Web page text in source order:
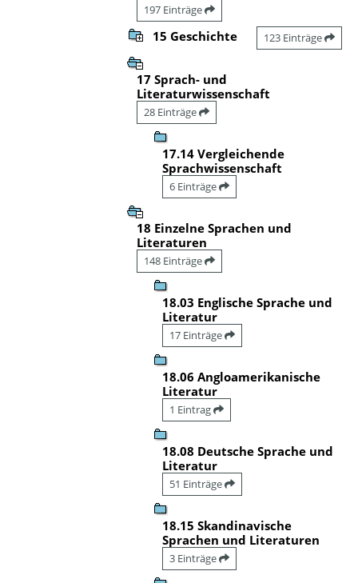
197 Einträge
15 Geschichte 123 Einträge
17 Sprach- und
Literaturwissenschaft
28 Einträge
17.14 Vergleichende
Sprachwissenschaft
6 Einträge
18 Einzelne Sprachen und
Literaturen
148 Einträge
18.03 Englische Sprache und
Literatur
17 Einträge
18.06 Angloamerikanische
Literatur
1 Eintrag
18.08 Deutsche Sprache und
Literatur
51 Einträge
18.15 Skandinavische
Sprachen und Literaturen
3 Einträge